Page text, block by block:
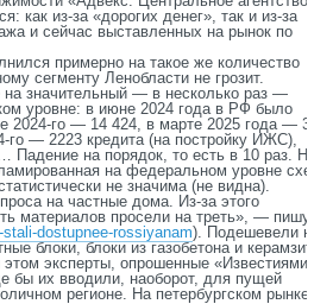
как из-за «дорогих денег», так и из-за
и сейчас выставленных на рынок по
примерно на такое же количество
сегменту Ленобласти не грозит.
на значительный — в несколько раз —
уровне: в июне 2024 года в РФ было
2024-го — 14 424, в марте 2025 года — 3687.
го — 2223 кредита (на постройку ИЖС),
на порядок, то есть в 10 раз. Не
на федеральном уровне схема
не значима (не видна).
на частные дома. Из-за этого
материалов просели на треть», — пишут
dostupnee-rossiyanam). Подешевели на
блоки, блоки из газобетона и керамзита.
эксперты, опрошенные «Известиями»,
бы их вводили, наоборот, для пущей
регионе. На петербургском рынке